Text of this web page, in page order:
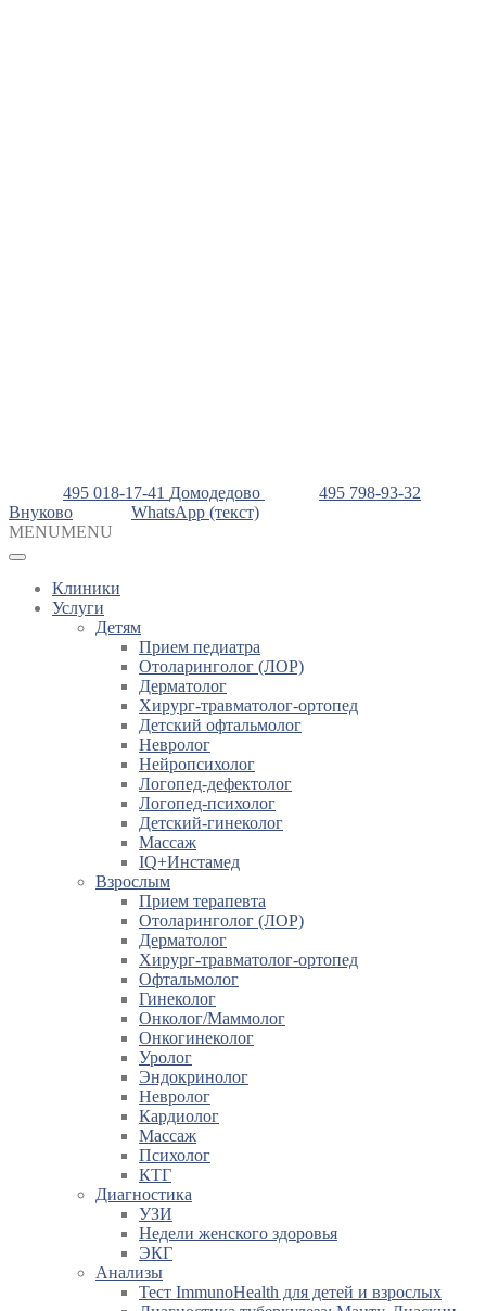
495 018-17-41 Домодедово
495 798-93-32
Внуково
WhatsApp (текст)
MENUMENU
Клиники
Услуги
Детям
Прием педиатра
Отоларинголог (ЛОР)
Дерматолог
Хирург-травматолог-ортопед
Детский офтальмолог
Невролог
Нейропсихолог
Логопед-дефектолог
Логопед-психолог
Детский-гинеколог
Массаж
IQ+Инстамед
Взрослым
Прием терапевта
Отоларинголог (ЛОР)
Дерматолог
Хирург-травматолог-ортопед
Офтальмолог
Гинеколог
Онколог/Маммолог
Онкогинеколог
Уролог
Эндокринолог
Невролог
Кардиолог
Массаж
Психолог
КТГ
Диагностика
УЗИ
Недели женского здоровья
ЭКГ
Анализы
Тест ImmunoHealth для детей и взрослых